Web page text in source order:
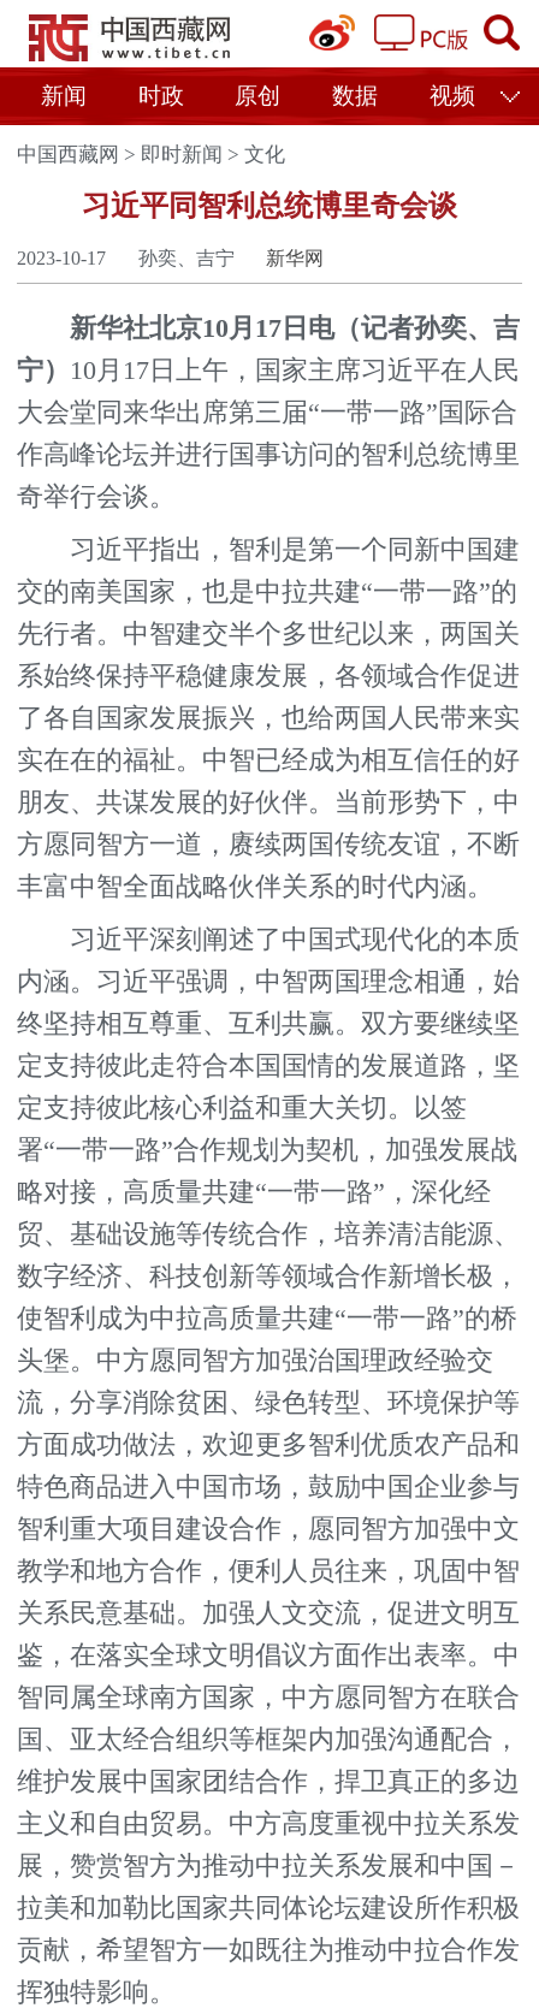
新闻 时政 原创 数据 视频
中国西藏网 > 即时新闻 >文化
习近平同智利总统博里奇会谈
2023-10-17 孙奕、吉宁 新华网
新华社北京10月17日电（记者孙奕、吉
宁） 10月17日上午，国家主席习近平在人民
大会堂同来华出席第三届“一带一路”国际合
作高峰论坛并进行国事访问的智利总统博里
奇举行会谈。
习近平指出，智利是第一个同新中国建
交的南美国家，也是中拉共建“一带一路”的
先行者。中智建交半个多世纪以来，两国关
系始终保持平稳健康发展，各领域合作促进
了各自国家发展振兴，也给两国人民带来实
实在在的福祉。中智已经成为相互信任的好
朋友、共谋发展的好伙伴。当前形势下，中
方愿同智方一道，赓续两国传统友谊，不断
丰富中智全面战略伙伴关系的时代内涵。
习近平深刻阐述了中国式现代化的本质
内涵。习近平强调，中智两国理念相通，始
终坚持相互尊重、互利共赢。双方要继续坚
定支持彼此走符合本国国情的发展道路，坚
定支持彼此核心利益和重大关切。以签
署“一带一路”合作规划为契机，加强发展战
略对接，高质量共建“一带一路”，深化经
贸、基础设施等传统合作，培养清洁能源、
数字经济、科技创新等领域合作新增长极，
使智利成为中拉高质量共建“一带一路”的桥
头堡。中方愿同智方加强治国理政经验交
流，分享消除贫困、绿色转型、环境保护等
方面成功做法，欢迎更多智利优质农产品和
特色商品进入中国市场，鼓励中国企业参与
智利重大项目建设合作，愿同智方加强中文
教学和地方合作，便利人员往来，巩固中智
关系民意基础。加强人文交流，促进文明互
鉴，在落实全球文明倡议方面作出表率。中
智同属全球南方国家，中方愿同智方在联合
国、亚太经合组织等框架内加强沟通配合，
维护发展中国家团结合作，捍卫真正的多边
主义和自由贸易。中方高度重视中拉关系发
展，赞赏智方为推动中拉关系发展和中国－
拉美和加勒比国家共同体论坛建设所作积极
贡献，希望智方一如既往为推动中拉合作发
挥独特影响。